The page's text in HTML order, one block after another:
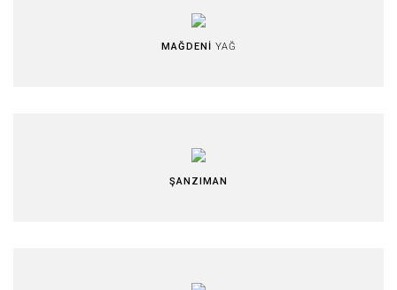
MAĞDENİ YAĞ
ŞANZIMAN